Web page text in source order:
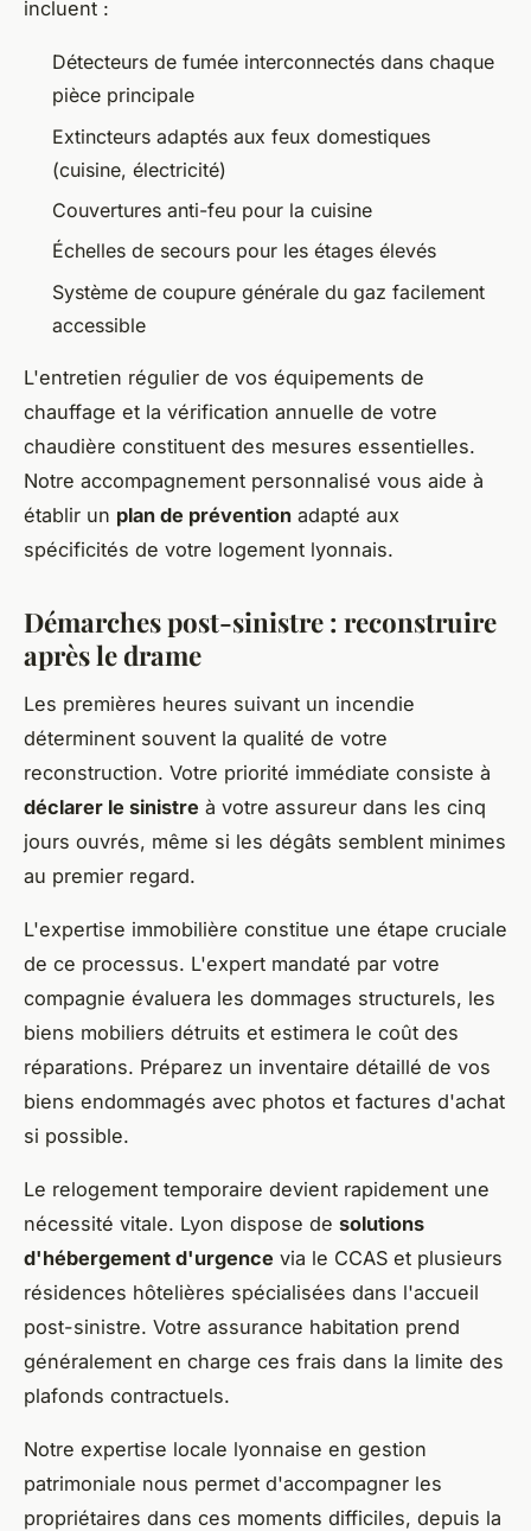
incluent :
Détecteurs de fumée interconnectés dans chaque
pièce principale
Extincteurs adaptés aux feux domestiques
(cuisine, électricité)
Couvertures anti-feu pour la cuisine
Échelles de secours pour les étages élevés
Système de coupure générale du gaz facilement
accessible
L'entretien régulier de vos équipements de
chauffage et la vérification annuelle de votre
chaudière constituent des mesures essentielles.
Notre accompagnement personnalisé vous aide à
établir un plan de prévention adapté aux
spécificités de votre logement lyonnais.
Démarches post-sinistre : reconstruire
après le drame
Les premières heures suivant un incendie
déterminent souvent la qualité de votre
reconstruction. Votre priorité immédiate consiste à
déclarer le sinistre à votre assureur dans les cinq
jours ouvrés, même si les dégâts semblent minimes
au premier regard.
L'expertise immobilière constitue une étape cruciale
de ce processus. L'expert mandaté par votre
compagnie évaluera les dommages structurels, les
biens mobiliers détruits et estimera le coût des
réparations. Préparez un inventaire détaillé de vos
biens endommagés avec photos et factures d'achat
si possible.
Le relogement temporaire devient rapidement une
nécessité vitale. Lyon dispose de solutions
d'hébergement d'urgence via le CCAS et plusieurs
résidences hôtelières spécialisées dans l'accueil
post-sinistre. Votre assurance habitation prend
généralement en charge ces frais dans la limite des
plafonds contractuels.
Notre expertise locale lyonnaise en gestion
patrimoniale nous permet d'accompagner les
propriétaires dans ces moments difficiles, depuis la